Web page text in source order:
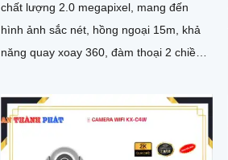
chất lượng 2.0 megapixel, mang đến
hình ảnh sắc nét, hồng ngoại 15m, khả
năng quay xoay 360, đàm thoại 2 chiều,